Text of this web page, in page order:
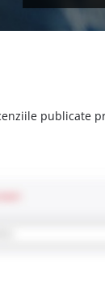
publicate